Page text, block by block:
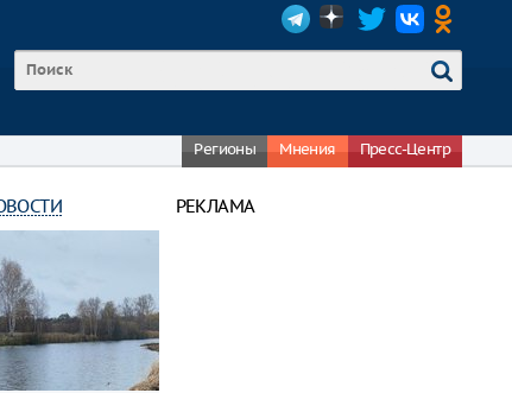
Регионы Мнения Пресс-Центр
РЕКЛАМА